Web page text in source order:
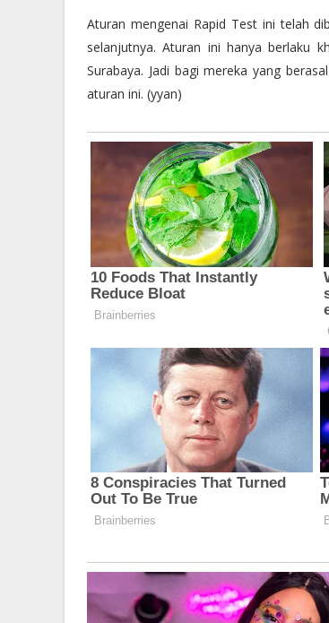
Aturan mengenai Rapid Test ini telah
selanjutnya. Aturan ini hanya berlaku
Surabaya. Jadi bagi mereka yang
aturan ini. (yyan)